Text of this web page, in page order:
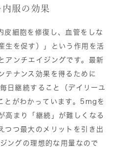
服の効果
皮細胞を修復し、血管をしな
生を促す）」という作用を活
アンチエイジングです。最新
テナンス効果を得るために
日継続すること（デイリーユ
とがわかっています。5mgを
高まり「継続」が難しくなる
つつ最大のメリットを引き出
ングの理想的な用量なので